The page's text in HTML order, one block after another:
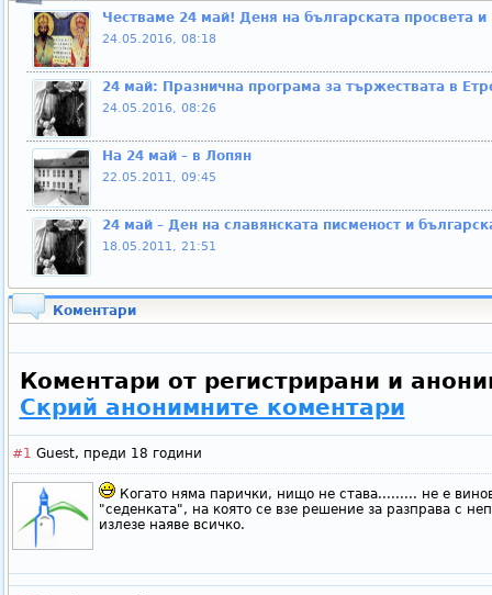
Честваме 24 май! Деня на българската просвета и
24.05.2016, 08:18
24 май: Празнична програма за тържествата в
24.05.2016, 08:26
На 24 май – в Лопян
22.05.2011, 09:45
24 май – Ден на славянската писменост и
18.05.2011, 21:51
Коментари
Коментари от регистрирани и
Скрий анонимните коментари
#1 Guest, преди 18 години
Когато няма парички, нищо не става......... не е
"седенката", на която се взе решение за разправа с
излезе наяве всичко.